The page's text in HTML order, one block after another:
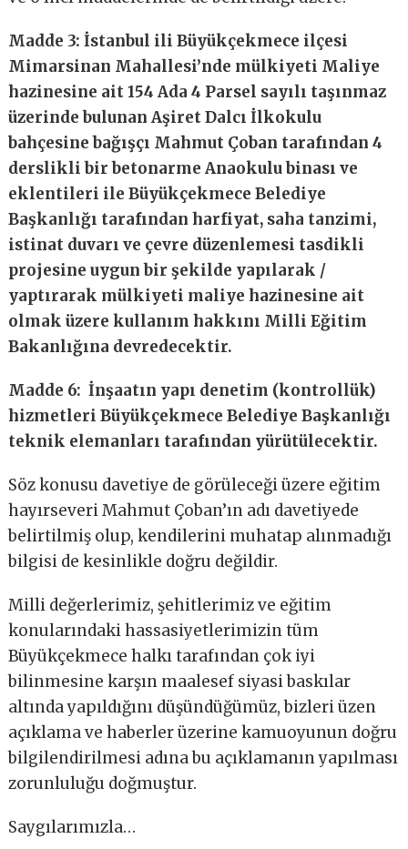
Madde 3: İstanbul ili Büyükçekmece ilçesi
Mimarsinan Mahallesi’nde mülkiyeti Maliye
hazinesine ait 154 Ada 4 Parsel sayılı taşınmaz
üzerinde bulunan Aşiret Dalcı İlkokulu
bahçesine bağışçı Mahmut Çoban tarafından 4
derslikli bir betonarme Anaokulu binası ve
eklentileri ile Büyükçekmece Belediye
Başkanlığı tarafından harfiyat, saha tanzimi,
istinat duvarı ve çevre düzenlemesi tasdikli
projesine uygun bir şekilde yapılarak /
yaptırarak mülkiyeti maliye hazinesine ait
olmak üzere kullanım hakkını Milli Eğitim
Bakanlığına devredecektir.
Madde 6: İnşaatın yapı denetim (kontrollük)
hizmetleri Büyükçekmece Belediye Başkanlığı
teknik elemanları tarafından yürütülecektir.
Söz konusu davetiye de görüleceği üzere eğitim
hayırseveri Mahmut Çoban’ın adı davetiyede
belirtilmiş olup, kendilerini muhatap alınmadığı
bilgisi de kesinlikle doğru değildir.
Milli değerlerimiz, şehitlerimiz ve eğitim
konularındaki hassasiyetlerimizin tüm
Büyükçekmece halkı tarafından çok iyi
bilinmesine karşın maalesef siyasi baskılar
altında yapıldığını düşündüğümüz, bizleri üzen
açıklama ve haberler üzerine kamuoyunun doğru
bilgilendirilmesi adına bu açıklamanın yapılması
zorunluluğu doğmuştur.
Saygılarımızla…